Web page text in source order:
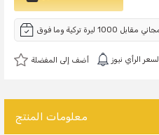
الرأي نيوز
معلومات المنتج